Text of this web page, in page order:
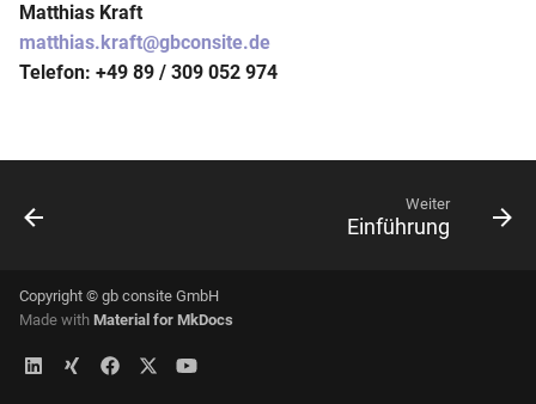
a
t
Zusatzmodule
Changelog
Lieferkisten
Gebäudereinigung
Sanitätshäuser
Warenauslieferung
Matthias Kraft
matthias.kraft@gbconsite.de
Telefon: +49 89 / 309 052 974
Weiter
Einführung
Copyright © gb consite GmbH
Made with Material for MkDocs